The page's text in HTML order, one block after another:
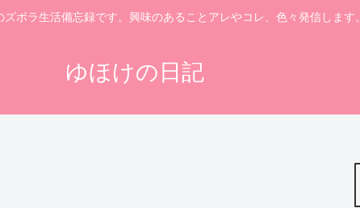
ボラ生活備忘録です。興味のあることアレやコレ、色々発信します。
ゆほけの日記